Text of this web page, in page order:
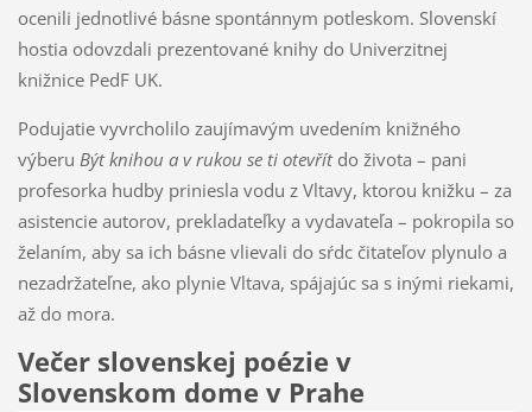
ocenili jednotlivé básne spontánnym potleskom. Slovenskí
hostia odovzdali prezentované knihy do Univerzitnej
knižnice PedF UK.
Podujatie vyvrcholilo zaujímavým uvedením knižného
výberu Být knihou a v rukou se ti otevřít do života – pani
profesorka hudby priniesla vodu z Vltavy, ktorou knižku – za
asistencie autorov, prekladateľky a vydavateľa – pokropila so
želaním, aby sa ich básne vlievali do sŕdc čitateľov plynulo a
nezadržateľne, ako plynie Vltava, spájajúc sa s inými riekami,
až do mora.
Večer slovenskej poézie v
Slovenskom dome v Prahe